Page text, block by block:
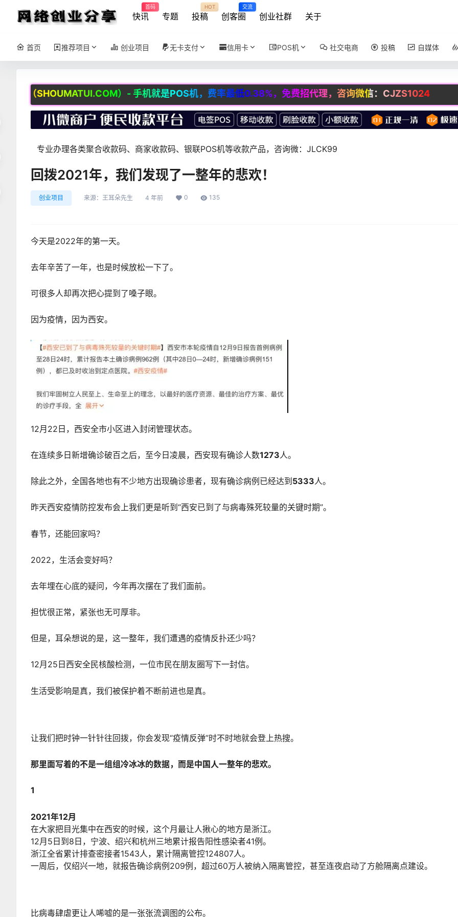
快讯
首码
专题 投稿
HOT
创客圈
交流
创业社群 关于
首页 推荐项目 创业项目 无卡支付 信用卡 POS机 社交电商 投稿 自媒体
）- 手机就是POS机，费率最低0.38%，免费招代理，咨询微信：CJZS1024
专业办理各类聚合收款码、商家收款码、银联POS机等收款产品，咨询微：JLCK99
回拨2021年，我们发现了一整年的悲欢！
创业项目 来源： 王耳朵先生 4 年前 0 135
今天是2022年的第一天。
去年辛苦了一年，也是时候放松一下了。
可很多人却再次把心提到了嗓子眼。
因为疫情，因为西安。
12月22日，西安全市小区进入封闭管理状态。
在连续多日新增确诊破百之后，至今日凌晨，西安现有确诊人数1273人。
除此之外，全国各地也有不少地方出现确诊患者，现有确诊病例已经达到 5333人。
昨天西安疫情防控发布会上我们更是听到“西安已到了与病毒殊死较量的关键时期”。
春节，还能回家吗？
2022，生活会变好吗？
去年埋在心底的疑问，今年再次摆在了我们面前。
担忧很正常，紧张也无可厚非。
但是，耳朵想说的是，这一整年，我们遭遇的疫情反扑还少吗？
12月25日西安全民核酸检测，一位市民在朋友圈写下一封信。
生活受影响是真，我们被保护着不断前进也是真。
让我们把时钟一针针往回拨，你会发现“疫情反弹”时不时地就会登上热搜。
那里面写着的不是一组组冷冰冰的数据，而是中国人一整年的悲欢。
1
2021年12月
在大家把目光集中在西安的时候，这个月最让人揪心的地方是浙江。
12月5日到8日，宁波、绍兴和杭州三地累计报告阳性感染者41例。
浙江全省累计排查密接者1543人，累计隔离管控124807人。
一周后，仅绍兴一地，就报告确诊病例209例，超过60万人被纳入隔离管控，甚至连夜启动了方舱隔离点建设。
比病毒肆虐更让人唏嘘的是一张张流调图的公布。